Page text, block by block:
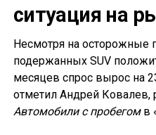
ситуация на
Несмотря на осторожные
подержанных SUV
месяцев спрос вырос на
отметил Андрей Ковалев,
Автомобили с пробегомв